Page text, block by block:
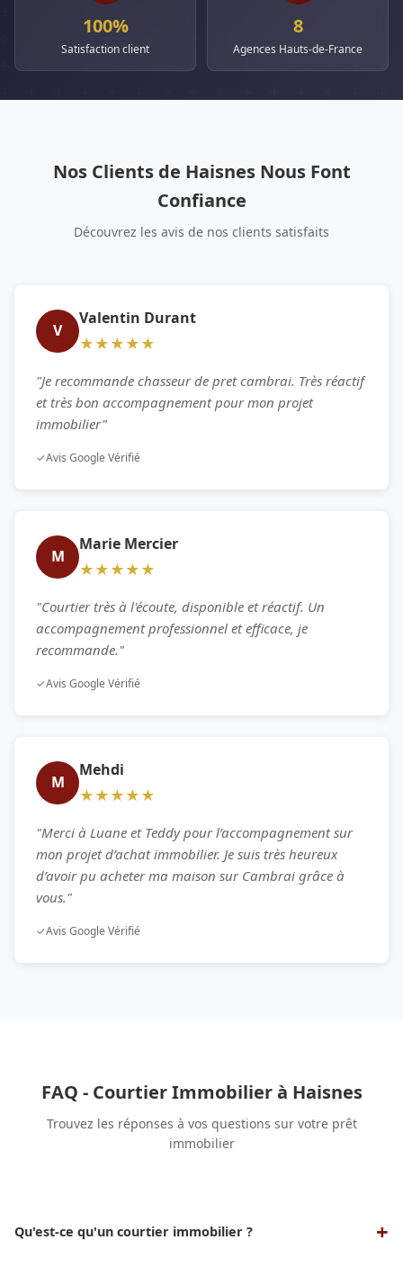
100%
Satisfaction client
8
Agences Hauts-de-France
Nos Clients de Haisnes Nous Font
Confiance
Découvrez les avis de nos clients satisfaits
V
Valentin Durant
★★★★★
"Je recommande chasseur de pret cambrai. Très réactif
et très bon accompagnement pour mon projet
immobilier"
✓Avis Google Vérifié
M
Marie Mercier
★★★★★
"Courtier très à l'écoute, disponible et réactif. Un
accompagnement professionnel et efficace, je
recommande."
✓Avis Google Vérifié
M
Mehdi
★★★★★
"Merci à Luane et Teddy pour l’accompagnement sur
mon projet d’achat immobilier. Je suis très heureux
d’avoir pu acheter ma maison sur Cambrai grâce à
vous."
✓Avis Google Vérifié
FAQ - Courtier Immobilier à Haisnes
Trouvez les réponses à vos questions sur votre prêt
immobilier
Qu'est-ce qu'un courtier immobilier ?